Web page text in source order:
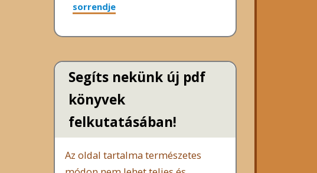
sorrendje
Segíts nekünk új pdf
könyvek
felkutatásában!
Az oldal tartalma természetes